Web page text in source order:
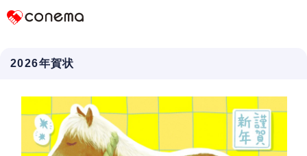
2026年賀状